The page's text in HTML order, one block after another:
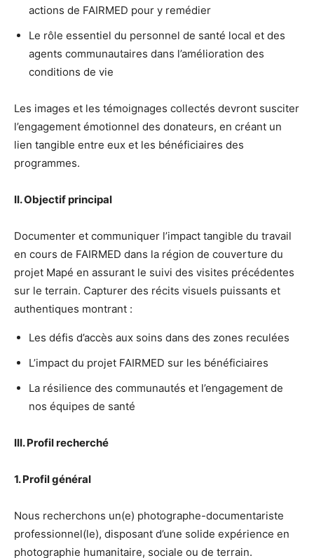
actions de FAIRMED pour y remédier
Le rôle essentiel du personnel de santé local et des
agents communautaires dans l’amélioration des
conditions de vie
Les images et les témoignages collectés devront susciter
l’engagement émotionnel des donateurs, en créant un
lien tangible entre eux et les bénéficiaires des
programmes.
II. Objectif principal
Documenter et communiquer l’impact tangible du travail
en cours de FAIRMED dans la région de couverture du
projet Mapé en assurant le suivi des visites précédentes
sur le terrain. Capturer des récits visuels puissants et
authentiques montrant :
Les défis d’accès aux soins dans des zones reculées
L’impact du projet FAIRMED sur les bénéficiaires
La résilience des communautés et l’engagement de
nos équipes de santé
III. Profil recherché
1. Profil général
Nous recherchons un(e) photographe-documentariste
professionnel(le), disposant d’une solide expérience en
photographie humanitaire, sociale ou de terrain.